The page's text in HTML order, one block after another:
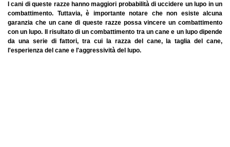
I cani di queste razze hanno maggiori probabilità di uccidere un lupo in un
combattimento. Tuttavia, è importante notare che non esiste alcuna
garanzia che un cane di queste razze possa vincere un combattimento
con un lupo. Il risultato di un combattimento tra un cane e un lupo dipende
da una serie di fattori, tra cui la razza del cane, la taglia del cane,
l'esperienza del cane e l'aggressività del lupo.